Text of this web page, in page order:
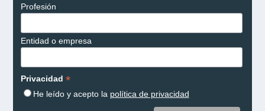
Profesión
Entidad o empresa
Privacidad *
He leído y acepto la política de privacidad